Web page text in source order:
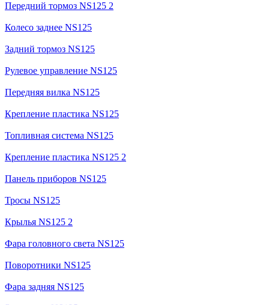
Передний тормоз NS125 2
Колесо заднее NS125
Задний тормоз NS125
Рулевое управление NS125
Передняя вилка NS125
Крепление пластика NS125
Топливная система NS125
Крепление пластика NS125 2
Панель приборов NS125
Тросы NS125
Крылья NS125 2
Фара головного света NS125
Поворотники NS125
Фара задняя NS125